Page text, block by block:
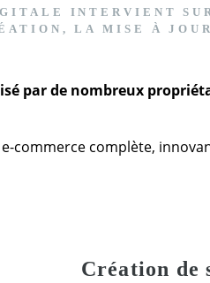
INTERVIENT
LA MISE À
par de nombreux
commerce complète,
Création de